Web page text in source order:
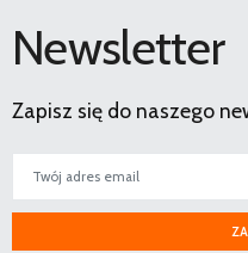
Newsletter
Zapisz się do naszego